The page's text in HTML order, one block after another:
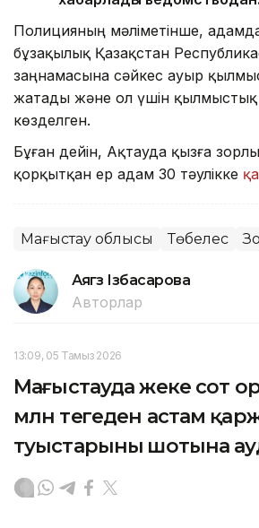
Полицияның мәліметінше,
бұзақылық Қазақстан
заңнамасына сәйкес ауыр
жатады және ол үшін қылмыстық
көзделген.
Бұған дейін, Ақтауда қызға
қорқытқан ер адам 30 тәулікке
Маңғыстау облысы Төбелес
Аягөз Ізбасарова
Авторлар
13:09, 05 Тамыз 2026
Маңғыстауда жеке сот
млн теңгеден астам
туыстарының шотына